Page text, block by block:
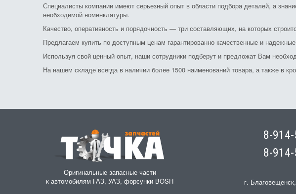
Специалисты компании имеют серьезный опыт в области подбора деталей, а
необходимой номенклатуры.
Качество, оперативность и порядочность — три составляющих, на которых
Предлагаем купить по доступным ценам гарантированно качественные и
Используя свой ценный опыт, наши сотрудники подберут и предложат Вам
На нашем складе всегда в наличии более 1500 наименований товара, а также в
Оригинальные запасные части
к автомобилям ГАЗ, УАЗ, форсунки BOSH
8-
8-
г.